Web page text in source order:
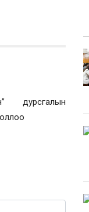
дурсгалын